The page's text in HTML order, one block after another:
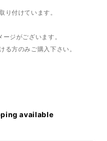
り付けています。
ジがございます。
る方のみご購入下さい。
available